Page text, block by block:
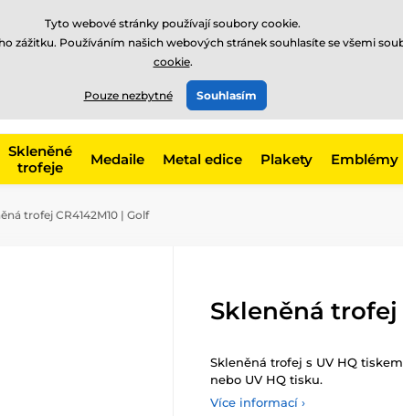
775 400 255
Zavolejte nám
Skleněné
trofeje
Medaile Metal edice Plakety Emblémy
trofej CR4142M10 | Golf
Skleněná trofej
Skleněná trofej s UV HQ
nebo UV HQ tisku.
Více informací ›
Tyto webové stránky používají soubory cookie.
zážitku. Používáním našich webových stránek souhlasíte se všemi
cookie.
Pouze nezbytné Souhlasím